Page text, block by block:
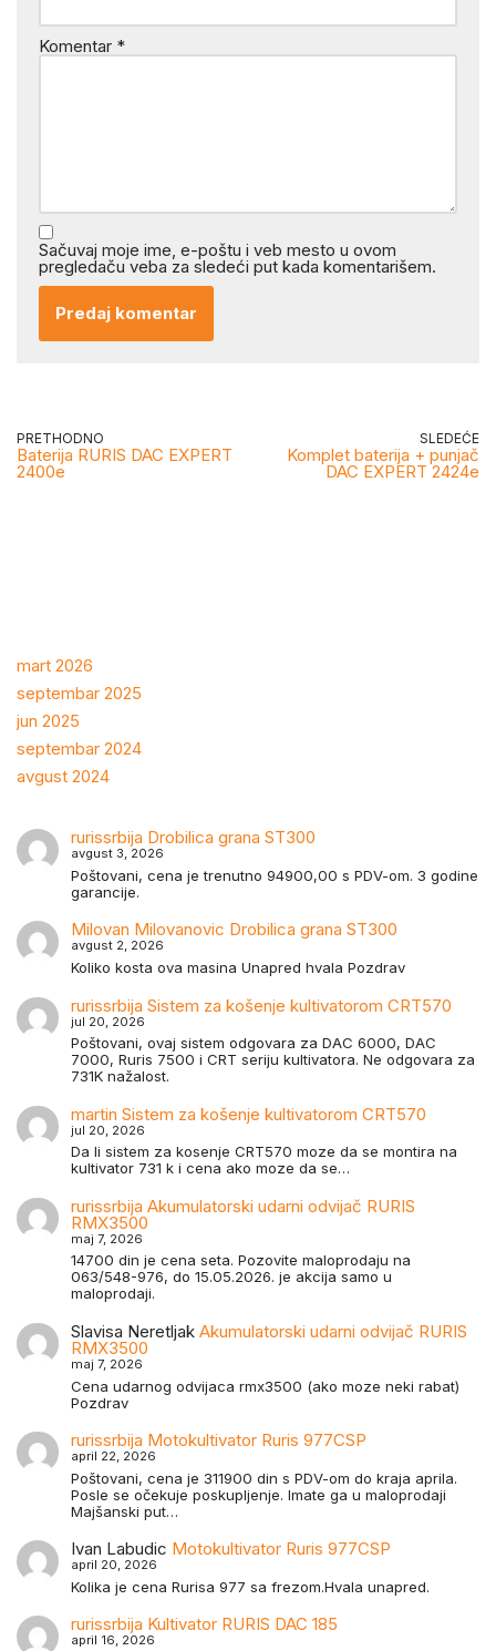
Komentar *
Sačuvaj moje ime, e-poštu i veb mesto u ovom
pregledaču veba za sledeći put kada komentarišem.
PRETHODNO
Baterija RURIS DAC EXPERT
2400e
SLEDEĆE
Komplet baterija + punjač
DAC EXPERT 2424e
mart 2026
septembar 2025
jun 2025
septembar 2024
avgust 2024
rurissrbija Drobilica grana ST300
avgust 3, 2026
Poštovani, cena je trenutno 94900,00 s PDV-om. 3 godine
garancije.
Milovan Milovanovic Drobilica grana ST300
avgust 2, 2026
Koliko kosta ova masina Unapred hvala Pozdrav
rurissrbija Sistem za košenje kultivatorom CRT570
jul 20, 2026
Poštovani, ovaj sistem odgovara za DAC 6000, DAC
7000, Ruris 7500 i CRT seriju kultivatora. Ne odgovara za
731K nažalost.
martin Sistem za košenje kultivatorom CRT570
jul 20, 2026
Da li sistem za kosenje CRT570 moze da se montira na
kultivator 731 k i cena ako moze da se…
rurissrbija Akumulatorski udarni odvijač RURIS
RMX3500
maj 7, 2026
14700 din je cena seta. Pozovite maloprodaju na
063/548-976, do 15.05.2026. je akcija samo u
maloprodaji.
Slavisa Neretljak Akumulatorski udarni odvijač RURIS
RMX3500
maj 7, 2026
Cena udarnog odvijaca rmx3500 (ako moze neki rabat)
Pozdrav
rurissrbija Motokultivator Ruris 977CSP
april 22, 2026
Poštovani, cena je 311900 din s PDV-om do kraja aprila.
Posle se očekuje poskupljenje. Imate ga u maloprodaji
Majšanski put…
Ivan Labudic Motokultivator Ruris 977CSP
april 20, 2026
Kolika je cena Rurisa 977 sa frezom.Hvala unapred.
rurissrbija Kultivator RURIS DAC 185
april 16, 2026